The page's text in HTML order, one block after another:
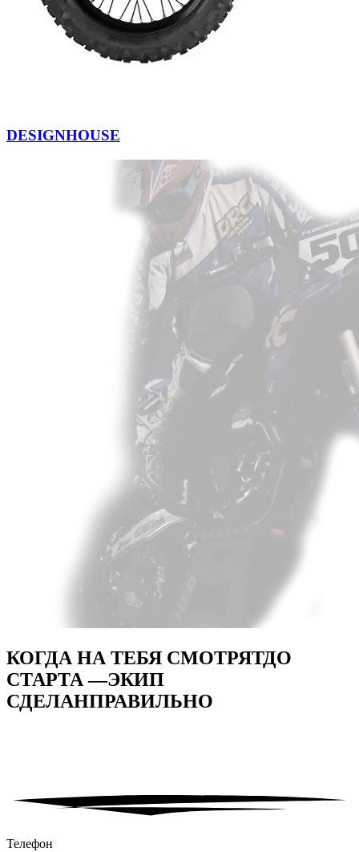
DESIGNHOUSE
КОГДА НА ТЕБЯ СМОТРЯТДО
СТАРТА —ЭКИП
СДЕЛАНПРАВИЛЬНО
Телефон